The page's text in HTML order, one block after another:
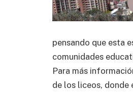
pensando que esta
comunidades
Para más
de los liceos, donde